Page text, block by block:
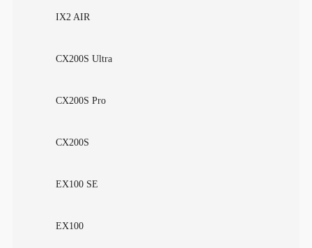
IX2 AIR
CX200S Ultra
CX200S Pro
CX200S
EX100 SE
EX100